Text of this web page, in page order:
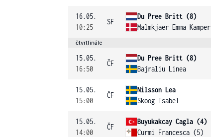
16.05.
10:25
SF
Du Pree Britt (8)
Malmkjaer Emma Kamper
čtvrtfinále
15.05.
16:50
ČF
Du Pree Britt (8)
Bajraliu Linea
15.05.
15:00
ČF
Nilsson Lea
Skoog Isabel
15.05.
14:00
ČF
Buyukakcay Cagla (4)
Curmi Francesca (5)